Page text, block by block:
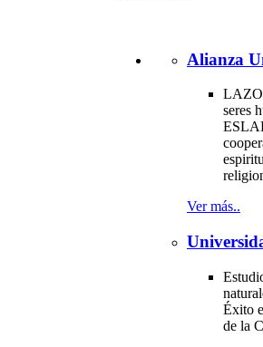
Alianza
LAZO
seres
Ver más..
Éxito
de la